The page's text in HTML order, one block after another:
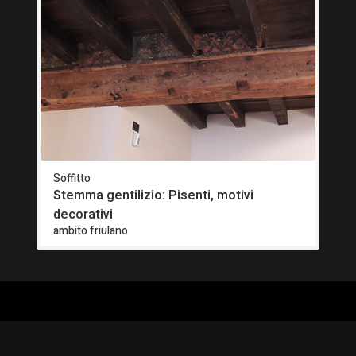
Soffitto
Stemma gentilizio: Pisenti, motivi
decorativi
ambito friulano